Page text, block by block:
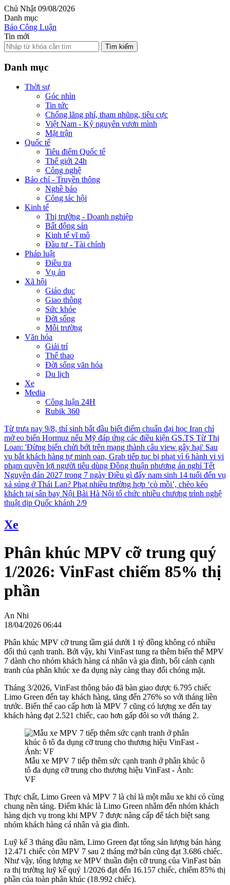
Chủ Nhật 09/08/2026
Danh mục
Báo Công Luận
Tin mới
Tìm kiếm
Danh mục
Thời sự
Góc nhìn
Tin tức
Chống lãng phí, tham nhũng, tiêu cực
Việt Nam - Kỷ nguyên vươn mình
Mặt trận
Quốc tế
Tiêu điểm Quốc tế
Thế giới 24h
Công nghệ
Báo chí - Truyền thông
Nghề báo
Công tác hội
Kinh tế
Thị trường - Doanh nghiệp
Bất động sản
Kinh tế vĩ mô
Đầu tư - Tài chính
Pháp luật
Điều tra
Vụ án
Xã hội
Giáo dục
Giao thông
Sức khỏe
Đời sống
Môi trường
Văn hóa
Giải trí
Thể thao
Đời sống văn hóa
Du lịch
Xe
Media
Công luận 24H
Rubik 360
Từ trưa nay 9/8, thí sinh bắt đầu biết điểm chuẩn đại học Iran chỉ
mở eo biển Hormuz nếu Mỹ đáp ứng các điều kiện GS.TS Từ Thị
Loan: 'Đừng biến chửi bới trên mạng thành câu view gây hại' Sau
vụ bắt khách hàng tự minh oan, Grab tiếp tục bị phạt vì 6 hành vi vi
phạm quyền lợi người tiêu dùng Đồng thuận phương án nghỉ Tết
Nguyên đán 2027 trong 7 ngày Điều gì đẩy nam sinh 14 tuổi đến vụ
xả súng ở Thái Lan? Phạt nhiều trường hợp ‘cò mồi’, chèo kéo
khách tại sân bay Nội Bài Hà Nội tổ chức nhiều chương trình nghệ
thuật dịp Quốc khánh 2/9
Xe
Phân khúc MPV cỡ trung quý
1/2026: VinFast chiếm 85% thị
phần
An Nhi
18/04/2026 06:44
Phân khúc MPV cỡ trung tầm giá dưới 1 tỷ đồng không có nhiều
đối thủ cạnh tranh. Bởi vậy, khi VinFast tung ra thêm biến thể MPV
7 dành cho nhóm khách hàng cá nhân và gia đình, bối cảnh cạnh
tranh của phân khúc xe đa dụng này càng thay đổi chóng mặt.
Tháng 3/2026, VinFast thông báo đã bàn giao được 6.795 chiếc
Limo Green đến tay khách hàng, tăng đến 276% so với tháng liền
trước. Biến thể cao cấp hơn là MPV 7 cũng có lượng xe đến tay
khách hàng đạt 2.521 chiếc, cao hơn gấp đôi so với tháng 2.
Mẫu xe MPV 7 tiếp thêm sức cạnh tranh ở phân khúc ô
tô đa dụng cỡ trung cho thương hiệu VinFast - Ảnh:
VF
Thực chất, Limo Green và MPV 7 là chỉ là một mẫu xe khi có cùng
chung nền tảng. Điểm khác là Limo Green nhắm đến nhóm khách
hàng dịch vụ trong khi MPV 7 được nâng cấp để tách biệt sang
nhóm khách hàng cá nhân và gia đình.
Luỹ kế 3 tháng đầu năm, Limo Green đạt tổng sản lượng bán hàng
12.471 chiếc còn MPV 7 sau 2 tháng mở bán cũng đạt 3.686 chiếc.
Như vậy, tổng lượng xe MPV thuần điện cỡ trung của VinFast bán
ra thị trường luỹ kế quý 1/2026 đạt đến 16.157 chiếc, chiếm 85% thị
phần của toàn phân khúc (18.992 chiếc).